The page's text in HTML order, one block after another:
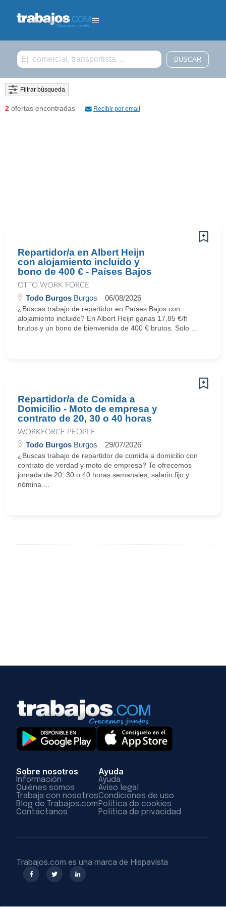
Filtrar búsqueda
2 ofertas encontradas Recibir por email
Repartidor/a en Albert Heijn
con alojamiento incluido y
bono de 400 € - Países Bajos
OTTO WORK FORCE
Todo Burgos Burgos 06/08/2026
¿Buscas trabajo de repartidor en Países Bajos con
alojamiento incluido? En Albert Heijn ganas 17,85 €/h
brutos y un bono de bienvenida de 400 € brutos. Solo ...
Repartidor/a de Comida a
Domicilio - Moto de empresa y
contrato de 20, 30 o 40 horas
WORKFORCE PEOPLE
Todo Burgos Burgos 29/07/2026
¿Buscas trabajo de repartidor de comida a domicilio con
contrato de verdad y moto de empresa? Te ofrecemos
jornada de 20, 30 o 40 horas semanales, salario fijo y
nómina ...
Sobre nosotros
Información
Quiénes somos
Trabaja con nosotros
Blog de Trabajos.com
Contáctanos
Ayuda
Ayuda
Aviso legal
Condiciones de uso
Política de cookies
Política de privacidad
Trabajos.com es una marca de Hispavista